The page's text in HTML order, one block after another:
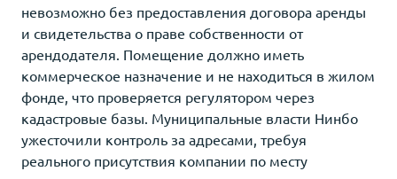
невозможно без предоставления договора аренды
и свидетельства о праве собственности от
арендодателя. Помещение должно иметь
коммерческое назначение и не находиться в жилом
фонде, что проверяется регулятором через
кадастровые базы. Муниципальные власти Нинбо
ужесточили контроль за адресами, требуя
реального присутствия компании по месту